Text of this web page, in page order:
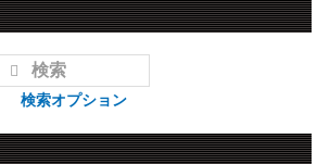
検索オプション